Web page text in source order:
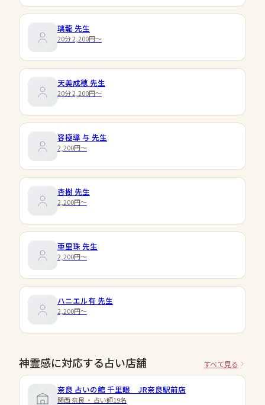
璃龍 先生
20分 2,200円〜
天美成穂 先生
20分 2,200円〜
容極導 与 先生
2,200円〜
杏樹 先生
2,200円〜
亜里珠 先生
2,200円〜
ハニエル有 先生
2,200円〜
神霊感に対応する占い店舗 すべて見る
奈良 占いの館 千里眼 JR奈良駅前店
関西 奈良 ・ 占い師19名